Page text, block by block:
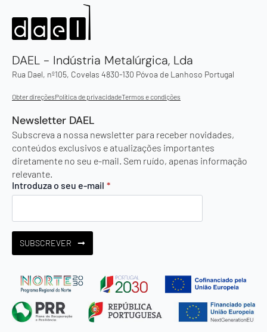
DAEL - Indústria Metalúrgica, Lda
Rua Dael, nº105, Covelas 4830-130 Póvoa de Lanhoso Portugal
Obter direçõesPolítica de privacidadeTermos e condições
Newsletter DAEL
Subscreva a nossa newsletter para receber novidades,
conteúdos exclusivos e atualizações importantes
diretamente no seu e-mail. Sem ruído, apenas informação
relevante.
Introduza o seu e-mail *
SUBSCREVER